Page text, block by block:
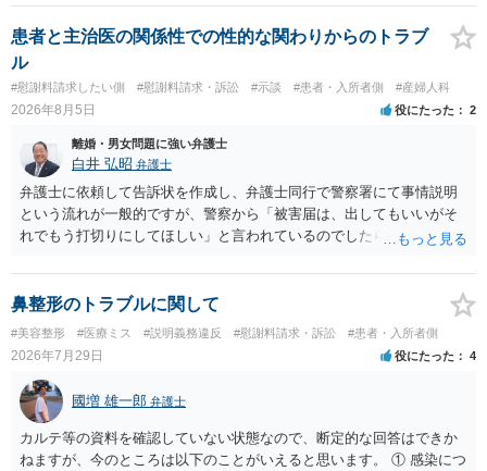
できるかどうかがポイントです。 記録中に現れた一切の事情が判断対
象ですので、上記(1)と(2)を説明できる資料は全て（ただし理路整然
に）提出することが必要になります。「フラッシュバック」とのこと
明とそれに沿う資料の提出が必要になってくるように思います。 精神
的・心理的な理由の氏変更は様々な意味でハードルがかなり高く、弁
護士へ依頼しても苦労することが強く予想されるところです。、もし
本人申立てをお考えであれば、医学知識はもちろん法律知識も要求さ
れますので、性急な申立てをせず、知識と資料をしっかりと揃えて、
万全の体制で申立てに臨んだ方がよいと思われます。
患者と主治医の関係性での性的な関わりからのトラブ
ル
#慰謝料請求したい側 #慰謝料請求・訴訟 #示談 #患者・入所者側 #産婦人科
2026年8月5日 役にたった 2
離婚・男女問題に強い弁護士
白井 弘昭 弁護士
弁護士に依頼して告訴状を作成し、弁護士同行で警察署にて事情説明
という流れが一般的ですが、警察から「被害届は、出してもいいがそ
れでもう打切りにしてほしい」と言われているのでしたら、あまり結
検察庁に訴えるのもありかもしれないですが、実際に捜査をするの
は、結局所轄だと思われますので、やはり結論は変わらないかもしれ
ないです。 一度、最寄りの「刑事に強い」とうたっている弁護士に相
談してみてはいかがでしょうか。 以上、ご参考まで。
鼻整形のトラブルに関して
#美容整形 #医療ミス #説明義務違反 #慰謝料請求・訴訟 #患者・入所者側
2026年7月29日 役にたった 4
國増 雄一郎 弁護士
カルテ等の資料を確認していない状態なので、断定的な回答はできか
ねますが、今のところは以下のことがいえると思います。 ① 感染につ